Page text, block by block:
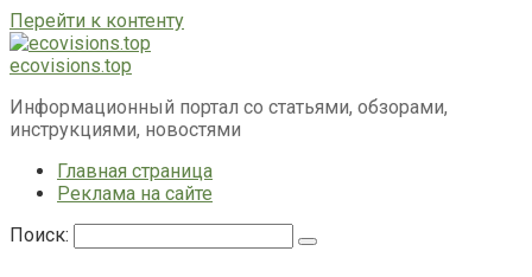
Перейти к контенту
ecovisions.top
Информационный портал со статьями, обзорами,
инструкциями, новостями
Главная страница
Реклама на сайте
Поиск: